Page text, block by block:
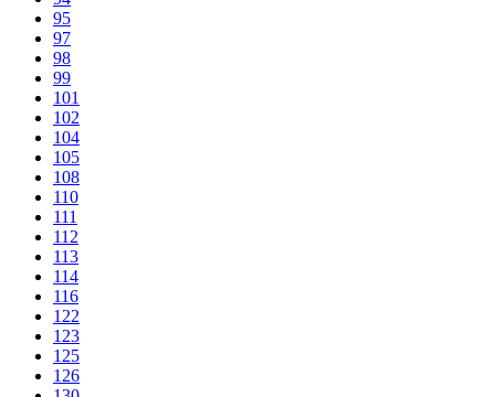
95
97
98
99
101
102
104
105
108
110
111
112
113
114
116
122
123
125
126